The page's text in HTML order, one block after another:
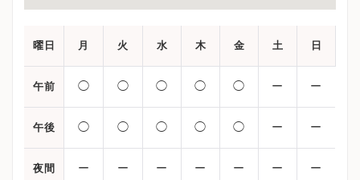
曜日 月 火 水 木 金 土 日
午前 ◯ ◯ ◯ ◯ ◯ ー ー
午後 ◯ ◯ ◯ ◯ ◯ ー ー
夜間 ー ー ー ー ー ー ー